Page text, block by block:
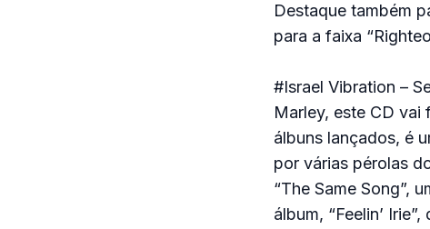
Destaque também
para a faixa
#Israel Vibration –
Marley, este CD vai
álbuns lançados, é
por várias pérolas
“The Same Song”,
álbum, “Feelin’